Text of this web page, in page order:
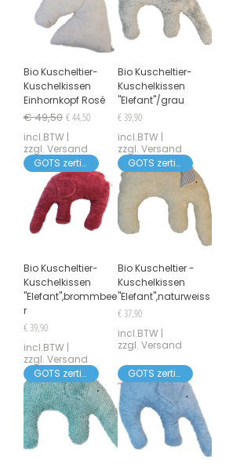
Bio Kuscheltier-
Kuschelkissen
Einhornkopf Rosé
Normale prijs
€ 49,50 Verkoopprijs
€ 44,50
incl.BTW |
zzgl. Versand
Bio Kuscheltier-
Kuschelkissen
"Elefant"/grau
Prijs
€ 39,90
incl.BTW |
zzgl. Versand
GOTS zertifiziert
Bio Kuscheltier-
Kuschelkissen
"Elefant",brommbee
r
Prijs
€ 39,90
incl.BTW |
zzgl. Versand
GOTS zertifiziert
Bio Kuscheltier -
Kuschelkissen
"Elefant",naturweiss
Prijs
€ 37,90
incl.BTW |
zzgl. Versand
GOTS zertifiziert GOTS zertifiziert